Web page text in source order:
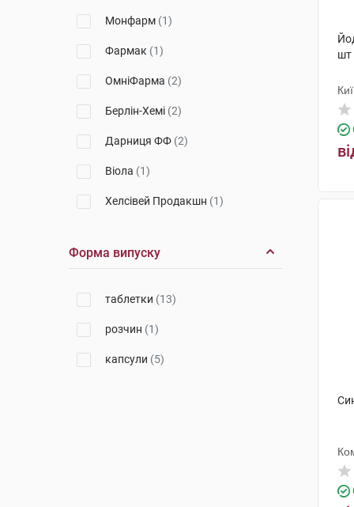
Монфарм (1)
Фармак (1)
ОмніФарма (2)
Берлін-Хемі (2)
Дарниця ФФ (2)
Віола (1)
Хелсівей Продакшн (1)
Нутрімед(2)
Форма випуску
таблетки (13)
розчин (1)
капсули (5)
шт